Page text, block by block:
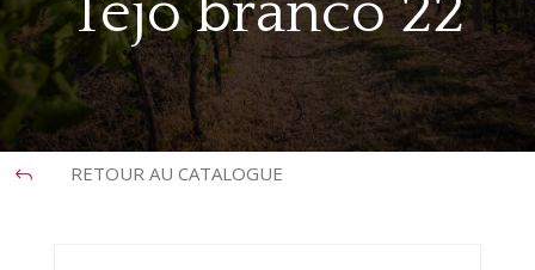
Tejo branco 22
J RETOUR AU CATALOGUE